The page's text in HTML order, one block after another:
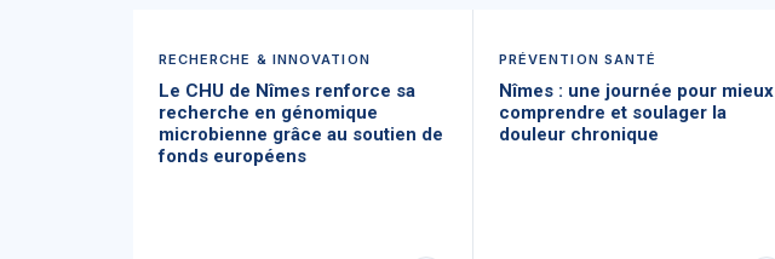
RECHERCHE & INNOVATION
Le CHU de Nîmes renforce sa
recherche en génomique
microbienne grâce au soutien de
fonds européens
PRÉVENTION SANTÉ
Nîmes : une journée pour mieux
comprendre et soulager la
douleur chronique